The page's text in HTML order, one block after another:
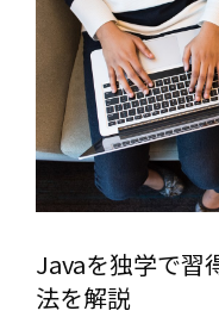
会
Javaを独学で習
法を解説